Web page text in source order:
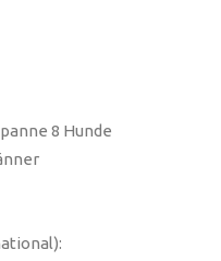
8 Hunde